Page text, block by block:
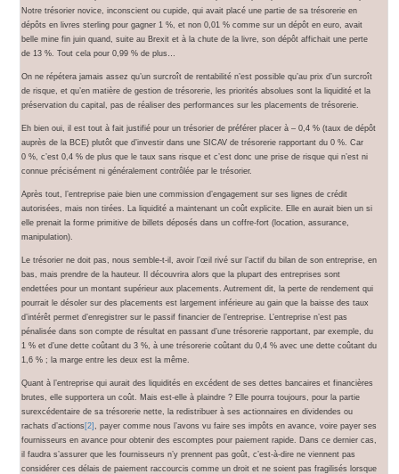
Notre trésorier novice, inconscient ou cupide, qui avait placé une partie de sa trésorerie en
dépôts en livres sterling pour gagner 1 %, et non 0,01 % comme sur un dépôt en euro, avait
belle mine fin juin quand, suite au Brexit et à la chute de la livre, son dépôt affichait une perte
de 13 %. Tout cela pour 0,99 % de plus…
On ne répétera jamais assez qu’un surcroît de rentabilité n’est possible qu’au prix d’un surcroît
de risque, et qu’en matière de gestion de trésorerie, les priorités absolues sont la liquidité et la
préservation du capital, pas de réaliser des performances sur les placements de trésorerie.
Eh bien oui, il est tout à fait justifié pour un trésorier de préférer placer à – 0,4 % (taux de dépôt
auprès de la BCE) plutôt que d’investir dans une SICAV de trésorerie rapportant du 0 %. Car
0 %, c’est 0,4 % de plus que le taux sans risque et c’est donc une prise de risque qui n’est ni
connue précisément ni généralement contrôlée par le trésorier.
Après tout, l’entreprise paie bien une commission d’engagement sur ses lignes de crédit
autorisées, mais non tirées. La liquidité a maintenant un coût explicite. Elle en aurait bien un si
elle prenait la forme primitive de billets déposés dans un coffre-fort (location, assurance,
manipulation).
Le trésorier ne doit pas, nous semble-t-il, avoir l’œil rivé sur l’actif du bilan de son entreprise, en
bas, mais prendre de la hauteur. Il découvrira alors que la plupart des entreprises sont
endettées pour un montant supérieur aux placements. Autrement dit, la perte de rendement qui
pourrait le désoler sur des placements est largement inférieure au gain que la baisse des taux
d’intérêt permet d’enregistrer sur le passif financier de l’entreprise. L’entreprise n’est pas
pénalisée dans son compte de résultat en passant d’une trésorerie rapportant, par exemple, du
1 % et d’une dette coûtant du 3 %, à une trésorerie coûtant du 0,4 % avec une dette coûtant du
1,6 % ; la marge entre les deux est la même.
Quant à l’entreprise qui aurait des liquidités en excédent de ses dettes bancaires et financières
brutes, elle supportera un coût. Mais est-elle à plaindre ? Elle pourra toujours, pour la partie
surexcédentaire de sa trésorerie nette, la redistribuer à ses actionnaires en dividendes ou
rachats d’actions [2]
, payer comme nous l’avons vu faire ses impôts en avance, voire payer ses
fournisseurs en avance pour obtenir des escomptes pour paiement rapide. Dans ce dernier cas,
il faudra s’assurer que les fournisseurs n’y prennent pas goût, c’est-à-dire ne viennent pas
considérer ces délais de paiement raccourcis comme un droit et ne soient pas fragilisés lorsque